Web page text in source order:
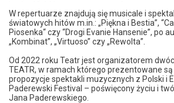
W repertuarze znajdują się musicale i
światowych hitów m.in.: „Piękna i Bestia”,
Piosenka“ czy “Drogi Evanie Hansenie”, po
„Kombinat”, „Virtuoso” czy „Rewolta”.
Od 2022 roku Teatr jest organizatorem
TEATR, w ramach którego prezentowane
propozycje spektakli muzycznych z Polski i
Paderewski Festival – poświęcony życiu i
Jana Paderewskiego.